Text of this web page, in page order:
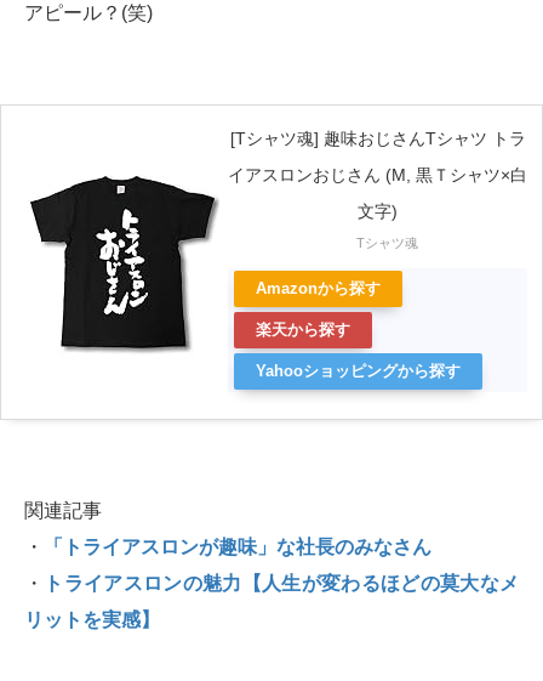
アピール？(笑)
[Tシャツ魂] 趣味おじさんTシャツ トラ
イアスロンおじさん (M, 黒Ｔシャツ×白
文字)
Tシャツ魂
Amazonから探す
楽天から探す
Yahooショッピングから探す
関連記事
・
「トライアスロンが趣味」な社長のみなさん
・
トライアスロンの魅力【人生が変わるほどの莫大なメ
リットを実感】